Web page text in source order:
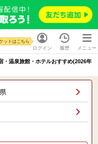
ログイン
ットはこちら
履歴 メニュー
・温泉旅館・ホテルおすすめ(2026年